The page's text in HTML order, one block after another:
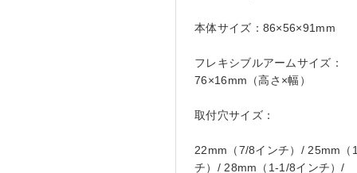
本体サイズ：86×56×91mm
フレキシブルアームサイズ：
76×16mm（高さ×幅）
取付穴サイズ：
22mm（7/8インチ）/ 25mm（
チ）/ 28mm（1-1/8インチ）/